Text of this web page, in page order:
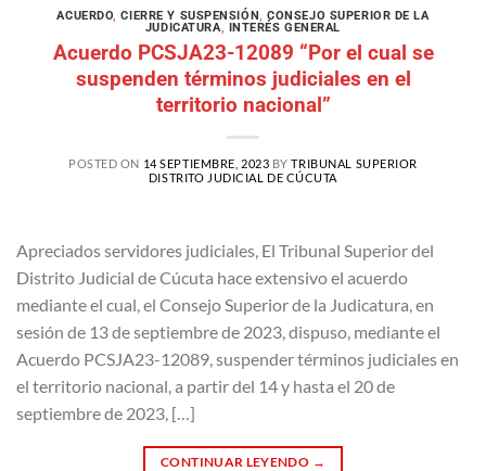
ACUERDO,CIERRE Y SUSPENSIÓN,CONSEJO SUPERIOR DE LA
JUDICATURA, INTERÉS GENERAL
Acuerdo PCSJA23-12089 “Por el cual se
suspenden términos judiciales en el
territorio nacional”
POSTED ON 14 SEPTIEMBRE, 2023 BYTRIBUNAL SUPERIOR
DISTRITO JUDICIAL DE CÚCUTA
Apreciados servidores judiciales, El Tribunal Superior del
Distrito Judicial de Cúcuta hace extensivo el acuerdo
mediante el cual, el Consejo Superior de la Judicatura, en
sesión de 13 de septiembre de 2023, dispuso, mediante el
Acuerdo PCSJA23-12089, suspender términos judiciales en
el territorio nacional, a partir del 14 y hasta el 20 de
septiembre de 2023, […]
CONTINUAR LEYENDO →